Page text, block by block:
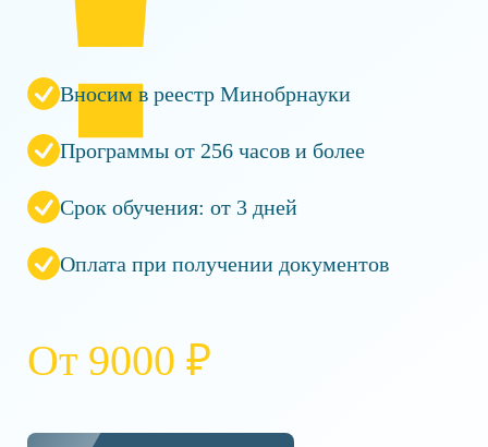
Вносим в реестр Минобрнауки
Программы от 256 часов и более
Срок обучения: от 3 дней
Оплата при получении документов
От 9000 ₽